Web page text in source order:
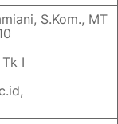
S.Kom., MT
I